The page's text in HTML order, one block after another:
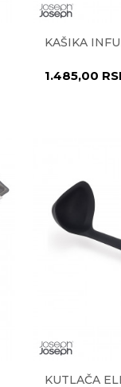
KAŠIKA
1.485,00
KUTLAČA